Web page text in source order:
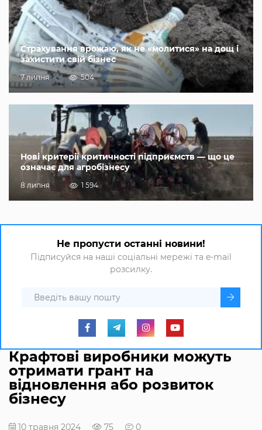
Страхування врожаю, як не «молитися» на дощ і
захистити свій бізнес
7 липня 504
Нові критерії критичності підприємств — що це
означає для агробізнесу
8 липня 1 594
Не пропусти останні новини!
Підписуйся на наші соціальні мережі та e-mail
розсилку.
Крафтові виробники можуть
отримати грант на
відновлення або розвиток
бізнесу
10 травня 2024 75 0